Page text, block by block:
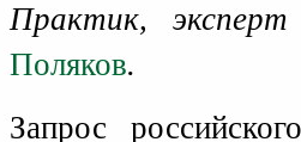
Практик,
Поляков.
Запрос